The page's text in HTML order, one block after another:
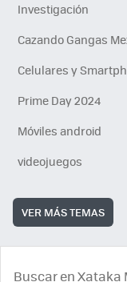
Investigación
Cazando Gangas
Celulares y
Prime Day 2024
Móviles android
videojuegos
VER MÁS TEMAS